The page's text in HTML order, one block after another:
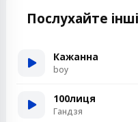
Послухайте інші
Кажанна
boy
100лиця
Гандзя